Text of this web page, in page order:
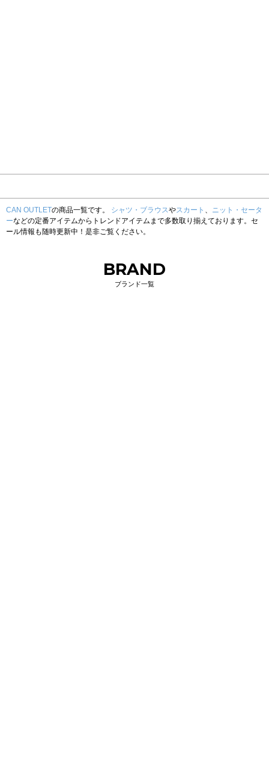
CAN OUTLETの商品一覧です。 シャツ・ブラウスやスカート 、 ニット・セータ
ーなどの定番アイテムからトレンドアイテムまで多数取り揃えております。セ
ール情報も随時更新中！是非ご覧ください。
BRAND
ブランド一覧